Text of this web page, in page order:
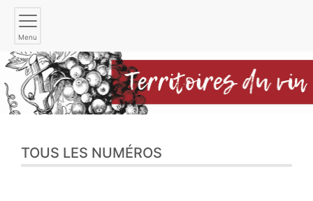
Menu
TOUS LES NUMÉROS